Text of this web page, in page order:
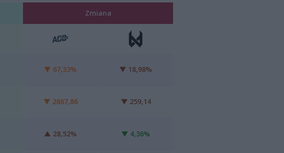
Zmiana
▼ 67,33% ▼ 18,98%
▼ 2867,86 ▼ 259,14
▲ 28,52% ▼ 4,36%